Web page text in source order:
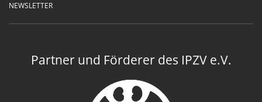
NEWSLETTER
Partner und Förderer des IPZV e.V.